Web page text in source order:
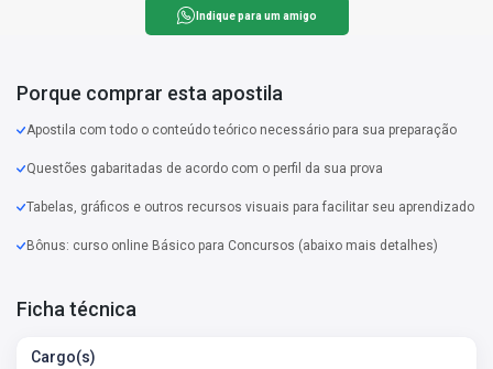
Indique para um amigo
Porque comprar esta apostila
Apostila com todo o conteúdo teórico necessário para sua preparação
Questões gabaritadas de acordo com o perfil da sua prova
Tabelas, gráficos e outros recursos visuais para facilitar seu aprendizado
Bônus: curso online Básico para Concursos (abaixo mais detalhes)
Ficha técnica
Cargo(s)